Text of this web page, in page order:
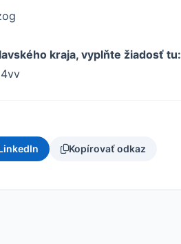
kraja, vyplňte žiadosť tu:
Kopírovať odkaz